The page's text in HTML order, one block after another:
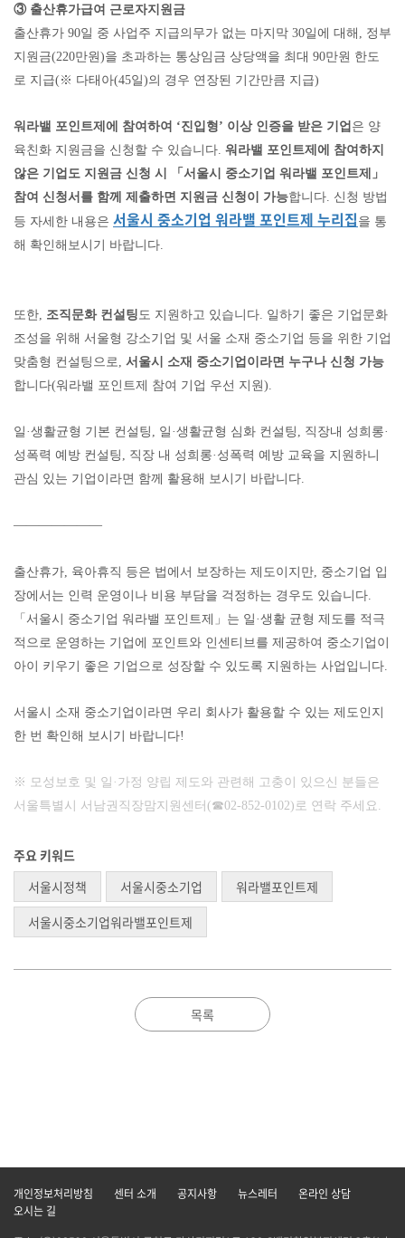
③ 출산휴가급여 근로자지원금
출산휴가 90일 중 사업주 지급의무가 없는 마지막 30일에 대해 , 정부
지원금(220만원)을 초과하는 통상임금 상당액을 최대 90만원 한도
로 지급( ※ 다태아(45일)의 경우 연장된 기간만큼 지급)
워라밸 포인트제에 참여하여 ‘진입형’ 이상 인증을 받은 기업 은 양
육친화 지원금을 신청할 수 있습니다. 워라밸 포인트제에 참여하지
않은 기업도 지원금 신청 시
「 서울시 중소기업 워라밸 포인트제
」
참여 신청서를 함께 제출하면 지원금 신청이 가능합니다. 신청 방법
등 자세한 내용은 서울시 중소기업 워라밸 포인트제 누리집 을 통
해 확인해보시기 바랍니다.
또한, 조직문화 컨설팅도 지원하고 있습니다. 일하기 좋은 기업문화
조성을 위해 서울형 강소기업 및 서울 소재 중소기업 등을 위한 기업
맞춤형 컨설팅으로, 서울시 소재 중소기업이라면 누구나 신청 가능
합니다(워라밸 포인트제 참여 기업 우선 지원).
일 ·생활균형 기본 컨설팅 , 일 ·생활균형 심화 컨설팅 , 직장내 성희롱·
성폭력 예방 컨설팅 , 직장 내 성희롱· 성폭력 예방 교육을 지원하니
관심 있는 기업이라면 함께 활용해 보시기 바랍니다.
―――――――
출산휴가, 육아휴직 등은 법에서 보장하는 제도이지만, 중소기업 입
장에서는 인력 운영이나 비용 부담을 걱정하는 경우도 있습니다.
「 서울시 중소기업 워라밸 포인트제 」 는 일 ·생활 균형 제도를 적극
적으로 운영하는 기업에 포인트와 인센티브를 제공하여 중소기업이
아이 키우기 좋은 기업으로 성장할 수 있도록 지원하는 사업입니다.
서울시 소재 중소기업이라면 우리 회사가 활용할 수 있는 제도인지
한 번 확인해 보시기 바랍니다!
※ 모성보호 및 일 · 가정 양립 제도와 관련해 고충이 있으신 분들은
서울특별시 서남권직장맘지원센터 (☎02-852-0102)로 연락 주세요 .
주요 키워드
서울시정책
서울시중소기업
워라밸포인트제
서울시중소기업워라밸포인트제
목록
개인정보처리방침 센터 소개 공지사항 뉴스레터
온라인 상담
오시는 길